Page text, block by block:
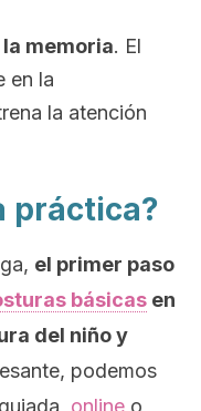
memoria. El
en la
la atención
práctica?
el primer paso
básicas en
del niño y
podemos
online o